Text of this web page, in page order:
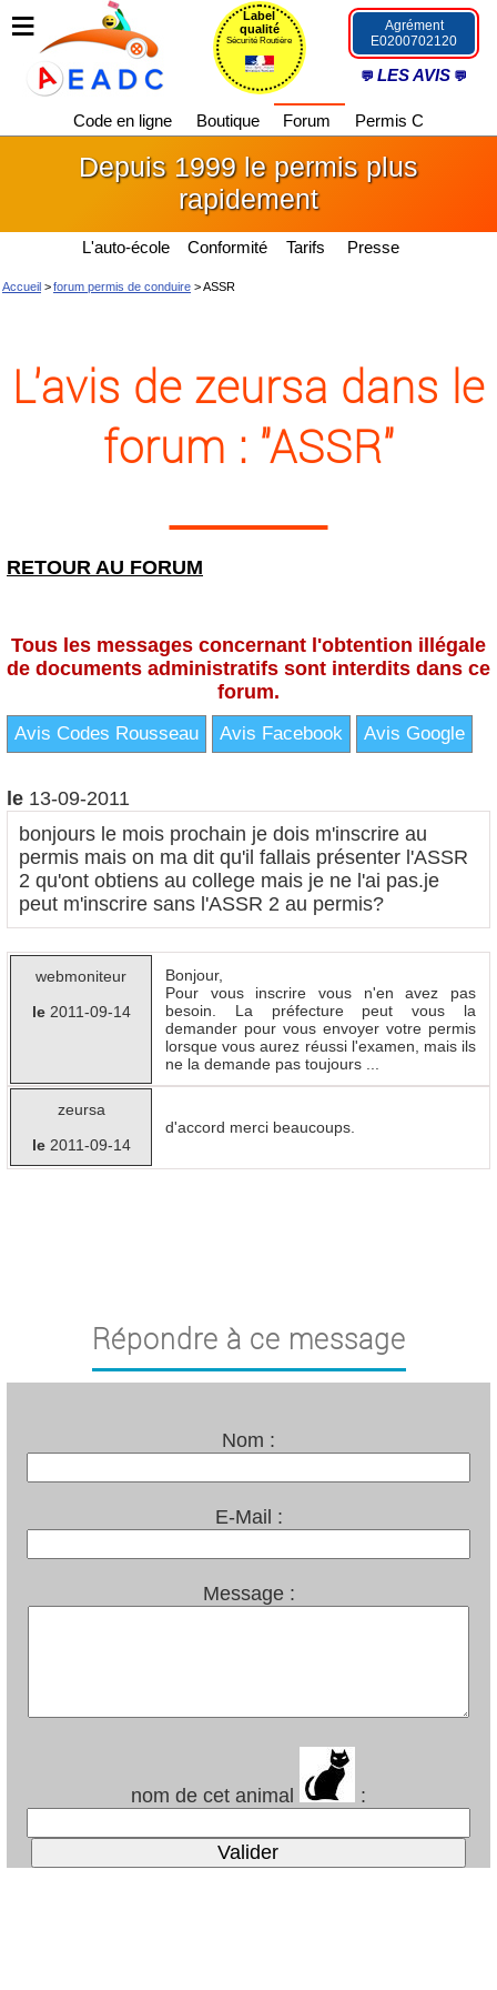
Label
qualité
Sécurité Routière
Agrément
E0200702120
LES AVIS
Code en ligne Boutique Forum Permis C
Depuis 1999 le permis plus
rapidement
L'auto-école Conformité Tarifs Presse
Accueil >forum permis de conduire >ASSR
L'avis de zeursa dans le
forum : "ASSR"
RETOUR AU FORUM
Tous les messages concernant l'obtention illégale
de documents administratifs sont interdits dans ce
forum.
Avis Codes Rousseau Avis Facebook Avis Google
le 13-09-2011
bonjours le mois prochain je dois m'inscrire au
permis mais on ma dit qu'il fallais présenter l'ASSR
2 qu'ont obtiens au college mais je ne l'ai pas.je
peut m'inscrire sans l'ASSR 2 au permis?
webmoniteur
le2011-09-14
Bonjour,
Pour vous inscrire vous n'en avez pas
besoin. La préfecture peut vous la
demander pour vous envoyer votre permis
lorsque vous aurez réussi l'examen, mais ils
ne la demande pas toujours ...
zeursa
le2011-09-14
d'accord merci beaucoups.
Répondre à ce message
Nom :
E-Mail :
Message :
nom de cet animal :